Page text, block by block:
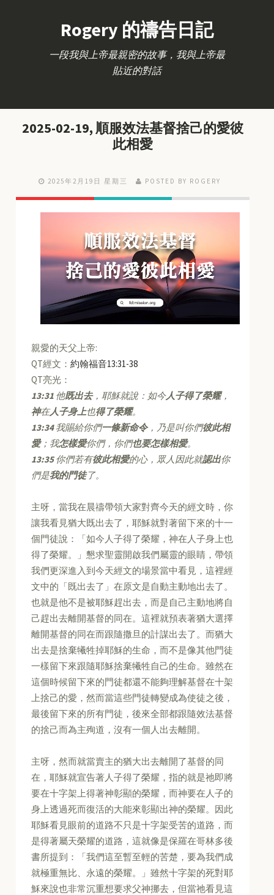
Rogery 的禱告日記
一段我與上帝最親密的故事，我與上帝最
貼近的對話
2025-02-19, 順服效法基督捨己的愛彼
此相愛
2025年2月19日 星期三 POSTED BY ROGERY
親愛的天父上帝:
QT經文：約翰福音13:31-38
QT亮光：
13:31 他既出去，耶穌就說：如今人子得了榮耀，
神在人子身上也得了榮耀。
13:34我賜給你們一條新命令，乃是叫你們彼此相
愛；我怎樣愛你們，你們也要怎樣相愛。
13:35你們若有彼此相愛的心，眾人因此就認出你
們是我的門徒了。
主呀，當我在晨禱帶領大家對齊今天的經文時，你
讓我看見猶大既出去了，耶穌就對著留下來的十一
個門徒說：「如今人子得了榮耀，神在人子身上也
得了榮耀。」懇求聖靈開啟我們屬靈的眼睛，帶領
我們更深進入到今天經文的場景當中看見，這裡經
文中的「既出去了」在原文是自動主動地出去了。
也就是他不是被耶穌趕出去，而是自己主動地將自
己趕出去離開基督的同在。這裡就預表著猶大選擇
離開基督的同在而跟隨撒旦的計謀出去了。而猶大
出去是捨棄犧牲掉耶穌的生命，而不是像其他門徒
一樣留下來跟隨耶穌捨棄犧牲自己的生命。雖然在
這個時候留下來的門徒都還不能夠理解基督在十架
上捨己的愛，然而當這些門徒轉變成為使徒之後，
最後留下來的所有門徒，後來全部都跟隨效法基督
的捨己而為主殉道，沒有一個人出去離開。
主呀，然而就當賣主的猶大出去離開了基督的同
在，耶穌就宣告著人子得了榮耀，指的就是祂即將
要在十字架上得著神彰顯的榮耀，而神要在人子的
身上透過死而復活的大能來彰顯出神的榮耀。因此
耶穌看見眼前的道路不只是十字架受苦的道路，而
是得著屬天榮耀的道路，這就像是保羅在哥林多後
書所提到：「我們這至暫至輕的苦楚，要為我們成
就極重無比、永遠的榮耀。」雖然十字架的死對耶
穌來說也非常沉重想要求父神挪去，但當祂看見這